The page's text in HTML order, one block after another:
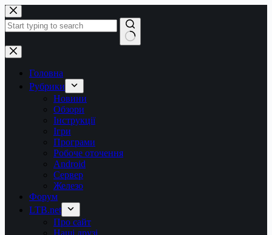
Перейти
до
вмісту
Немає
результатів
Головна
Рубрики
Новини
Обзори
Інструкції
Ігри
Програми
Робоче оточення
Android
Сервер
Железо
Форум
LTB.net
Про сайт
Наші друзі